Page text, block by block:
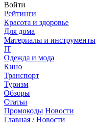
Войти
Рейтинги
Красота и здоровье
Для дома
Материалы и инструменты
IT
Одежда и мода
Кино
Транспорт
Туризм
Обзоры
Статьи
Промокоды Новости
Главная /Новости